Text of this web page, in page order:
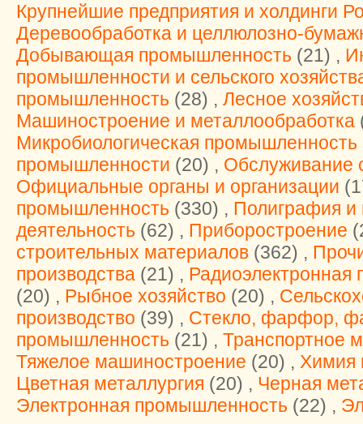
Крупнейшие предприятия и холдинги
Деревообработка и целлюлозно-
Добывающая промышленность (21) ,
промышленности и сельского
промышленность (28) , Лесное
Машиностроение и металлообработка
Микробиологическая промышленность
промышленности (20) , Обслуживание
Официальные органы и организации
промышленность (330) , Полиграфия и
деятельность (62) , Приборостроение
строительных материалов (362) ,
производства (21) , Радиоэлектронная
(20) , Рыбное хозяйство (20) ,
производство (39) , Стекло, фарфор,
промышленность (21) , Транспортное
Тяжелое машиностроение (20) , Химия
Цветная металлургия (20) , Черная
Электронная промышленность (22) ,